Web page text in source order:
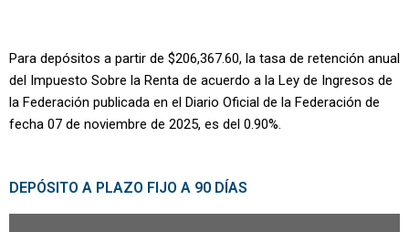
Para depósitos a partir de $206,367.60, la tasa de retención anual
del Impuesto Sobre la Renta de acuerdo a la Ley de Ingresos de
la Federación publicada en el Diario Oficial de la Federación de
fecha 07 de noviembre de 2025, es del 0.90%.
DEPÓSITO A PLAZO FIJO A 90 DÍAS